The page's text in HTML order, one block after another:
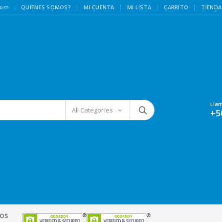
| QUIENES SOMOS? MI CUENTA MI LISTA CARRITO TIENDA
All Categories